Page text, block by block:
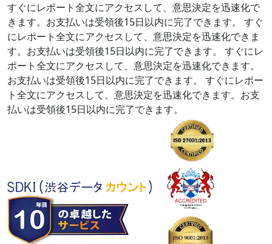
すぐにレポート全文にアクセスして、意思決定を迅速化で
きます。お支払いは受領後15日以内に完了できます。
すぐ
にレポート全文にアクセスして、意思決定を迅速化できま
す。お支払いは受領後15日以内に完了できます。
すぐにレ
ポート全文にアクセスして、意思決定を迅速化できます。
お支払いは受領後15日以内に完了できます。
すぐにレポー
ト全文にアクセスして、意思決定を迅速化できます。お支
払いは受領後15日以内に完了できます。